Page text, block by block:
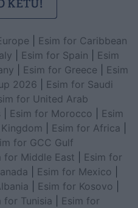
Esim for Caribbean
Esim for Spain
Esim
Esim for Greece
Esim
2026
Esim for Saudi
for United Arab
Esim for Morocco
Esim
Esim for Africa
for GCC Gulf
for Middle East
Esim for
Esim for Mexico
Esim for Kosovo
for Tunisia
Esim for